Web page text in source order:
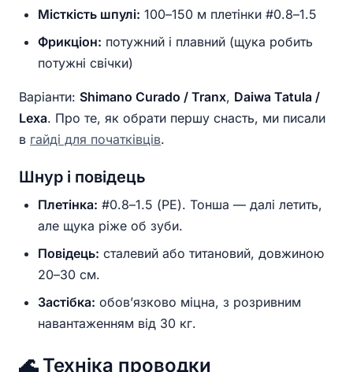
Місткість шпулі: 100–150 м плетінки #0.8–1.5
Фрикціон: потужний і плавний (щука робить
потужні свічки)
Варіанти: Shimano Curado / Tranx, Daiwa Tatula /
Lexa. Про те, як обрати першу снасть, ми писали
в гайді для початківців.
Шнур і повідець
Плетінка: #0.8–1.5 (PE). Тонша — далі летить,
але щука ріже об зуби.
Повідець: сталевий або титановий, довжиною
20–30 см.
Застібка: обов’язково міцна, з розривним
навантаженням від 30 кг.
🌊 Техніка проводки